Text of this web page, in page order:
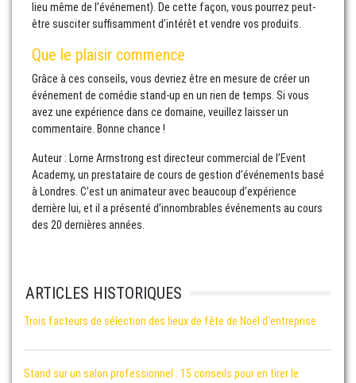
lieu même de l’événement). De cette façon, vous pourrez peut-
être susciter suffisamment d’intérêt et vendre vos produits.
Que le plaisir commence
Grâce à ces conseils, vous devriez être en mesure de créer un
événement de comédie stand-up en un rien de temps. Si vous
avez une expérience dans ce domaine, veuillez laisser un
commentaire. Bonne chance !
Auteur : Lorne Armstrong est directeur commercial de l’Event
Academy, un prestataire de cours de gestion d’événements basé
à Londres. C’est un animateur avec beaucoup d’expérience
derrière lui, et il a présenté d’innombrables événements au cours
des 20 dernières années.
ARTICLES HISTORIQUES
Trois facteurs de sélection des lieux de fête de Noël d'entreprise
Stand sur un salon professionnel : 15 conseils pour en tirer le